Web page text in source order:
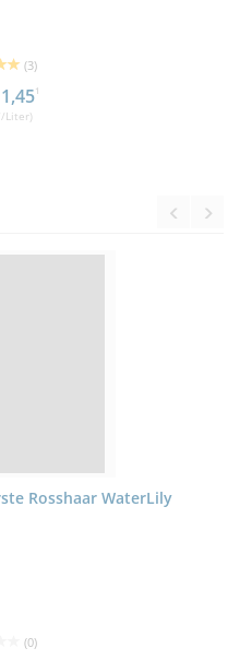
(3)
1
Liter)
Rosshaar WaterLily
(0)